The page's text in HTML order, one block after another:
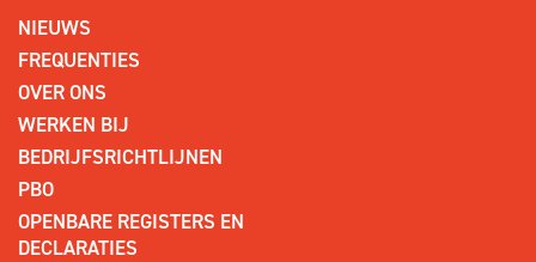
NIEUWS
FREQUENTIES
OVER ONS
WERKEN BIJ
BEDRIJFSRICHTLIJNEN
PBO
OPENBARE REGISTERS EN
DECLARATIES